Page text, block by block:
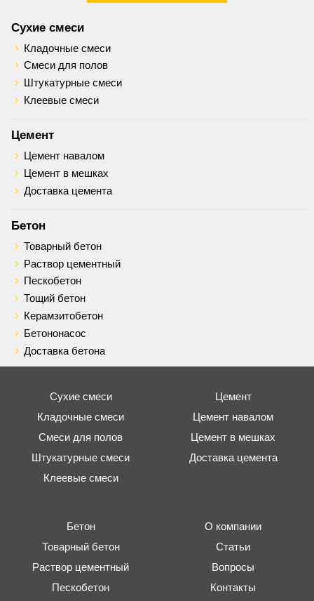
Сухие смеси
Кладочные смеси
Смеси для полов
Штукатурные смеси
Клеевые смеси
Цемент
Цемент навалом
Цемент в мешках
Доставка цемента
Бетон
Товарный бетон
Раствор цементный
Пескобетон
Тощий бетон
Керамзитобетон
Бетононасос
Доставка бетона
Сухие смеси
Кладочные смеси
Смеси для полов
Штукатурные смеси
Клеевые смеси
Цемент
Цемент навалом
Цемент в мешках
Доставка цемента
Бетон
Товарный бетон
Раствор цементный
Пескобетон
О компании
Статьи
Вопросы
Контакты